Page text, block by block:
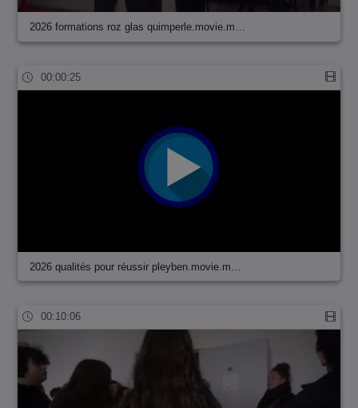
2026 formations roz glas quimperle.movie.m…
00:00:25
2026 qualités pour réussir pleyben.movie.m…
00:10:06